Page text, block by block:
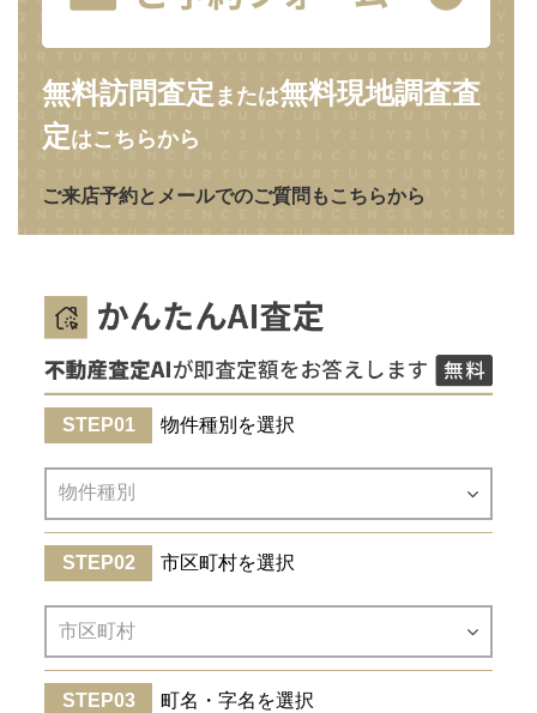
無料訪問査定 または無料現地調査査
定はこちらから
ご来店予約とメールでのご質問もこちらから
物件種別を選択
市区町村を選択
町名・字名を選択